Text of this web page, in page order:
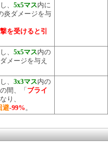
、 5x5マス内に
炎ダメージを与
を受けると引
、 5x5マス内の
メージを与え
、 3x3マス内の
の間、「 ブライ
り、
避-99% 。